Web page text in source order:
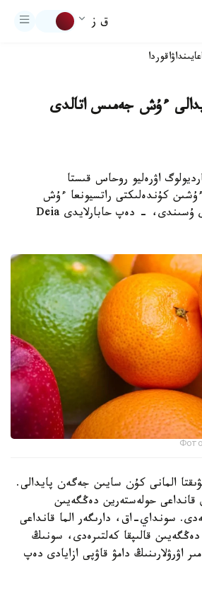
ق ز
اقوردا
ءۇش جەمىس اتالدى
اۋرەليو روحاس قىستا
كۇندەلىكتى راتسيونعا ءۇش
ءتۇرلى جەمىس قوسۋدى ۇسىندى، - دەپ حابارلايدى Deia
المانى كۇن سايىن جەگەن پايدالى.
قانداعى حولەستەرين دەڭگەيىن
سونداي-اق، دارىگەر الما قانداعى
قالىپقا كەلتىرەدى، سونىڭ
اۋرۋلارىنىڭ دامۋ قاۋپى ازايادى دەپ